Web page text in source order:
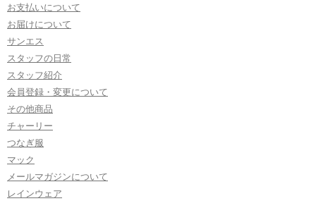
お支払いについて
お届けについて
サンエス
スタッフの日常
スタッフ紹介
会員登録・変更について
その他商品
チャーリー
つなぎ服
マック
メールマガジンについて
レインウェア